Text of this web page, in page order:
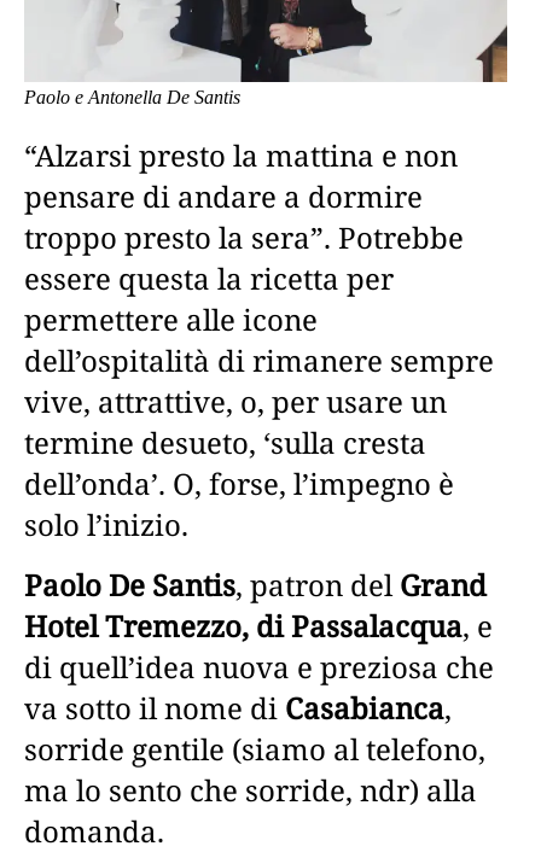
Paolo e Antonella De Santis
“Alzarsi presto la mattina e non
pensare di andare a dormire
troppo presto la sera”. Potrebbe
essere questa la ricetta per
permettere alle icone
dell’ospitalità di rimanere sempre
vive, attrattive, o, per usare un
termine desueto, ‘sulla cresta
dell’onda’. O, forse, l’impegno è
solo l’inizio.
Paolo De Santis, patron delGrand
Hotel Tremezzo, di Passalacqua, e
di quell’idea nuova e preziosa che
va sotto il nome di Casabianca,
sorride gentile (siamo al telefono,
ma lo sento che sorride, ndr) alla
domanda.